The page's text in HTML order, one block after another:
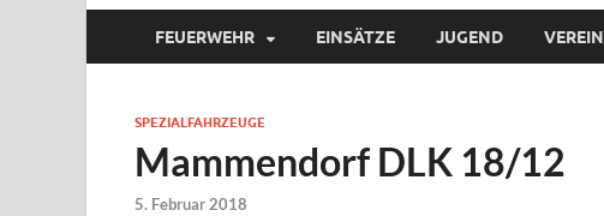
FEUERWEHR EINSÄTZE JUGEND VEREIN
SPEZIALFAHRZEUGE
Mammendorf DLK 18/12
5. Februar 2018